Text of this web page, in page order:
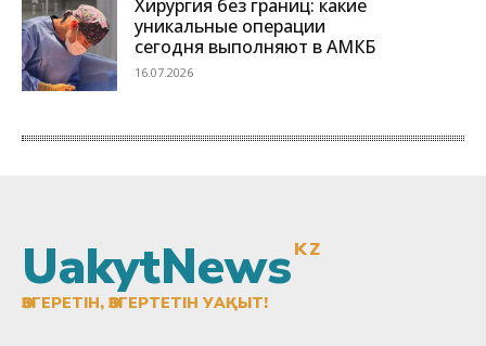
UakytNewsKZ
ӨЗГЕРЕТІН, ӨЗГЕРТЕТІН УАҚЫТ!